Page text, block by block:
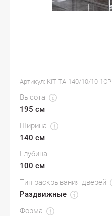
Артикул: KIT-TA-140/10/10-1CP
Высота
195 см
Ширина
140 см
Глубина
100 см
Тип раскрывания дверей
Раздвижные
Форма